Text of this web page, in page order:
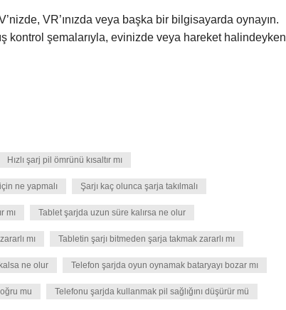
VR’ınızda veya başka bir bilgisayarda oynayın.
kontrol şemalarıyla, evinizde veya hareket halindeyken
Hızlı şarj pil ömrünü kısaltır mı
ne yapmalı Şarjı kaç olunca şarja takılmalı
mı Tablet şarjda uzun süre kalırsa ne olur
mı Tabletin şarjı bitmeden şarja takmak zararlı mı
ne olur Telefon şarjda oyun oynamak bataryayı bozar mı
mu Telefonu şarjda kullanmak pil sağlığını düşürür mü